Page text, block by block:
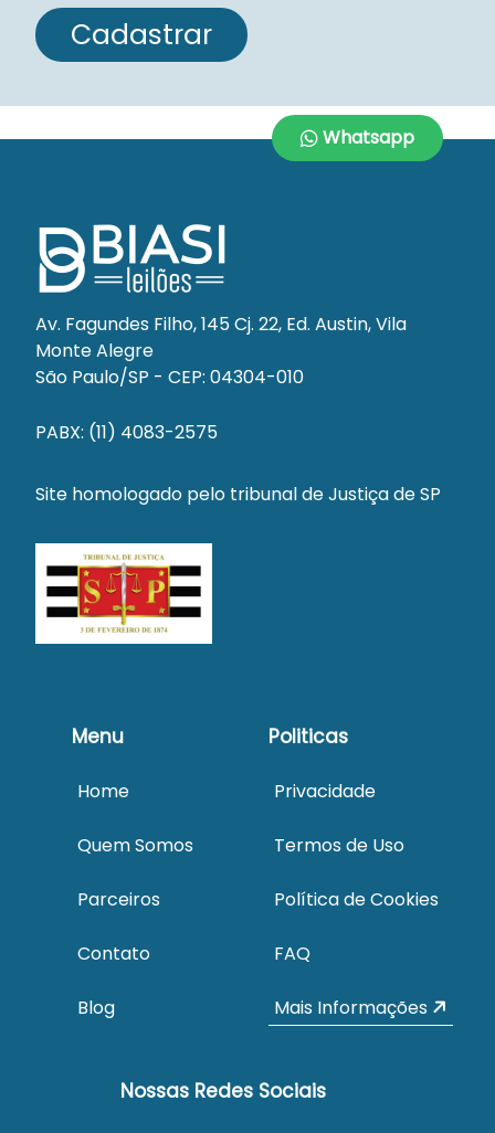
Cadastrar
Whatsapp
Av. Fagundes Filho, 145 Cj. 22, Ed. Austin, Vila
Monte Alegre
São Paulo/SP - CEP: 04304-010
PABX: (11) 4083-2575
Site homologado pelo tribunal de Justiça de SP
Menu
Home
Quem Somos
Parceiros
Contato
Blog
Politicas
Privacidade
Termos de Uso
Política de Cookies
FAQ
Mais Informações
Nossas Redes Sociais